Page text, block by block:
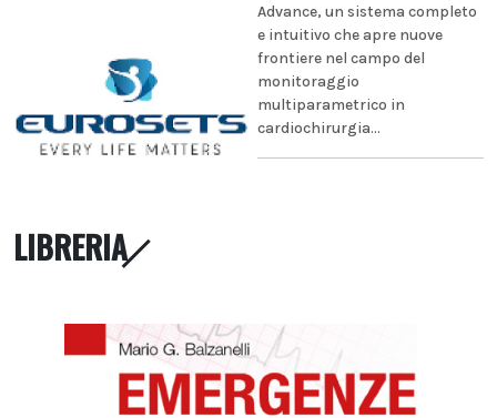
Advance, un sistema completo
e intuitivo che apre nuove
frontiere nel campo del
monitoraggio
multiparametrico in
cardiochirurgia...
LIBRERIA